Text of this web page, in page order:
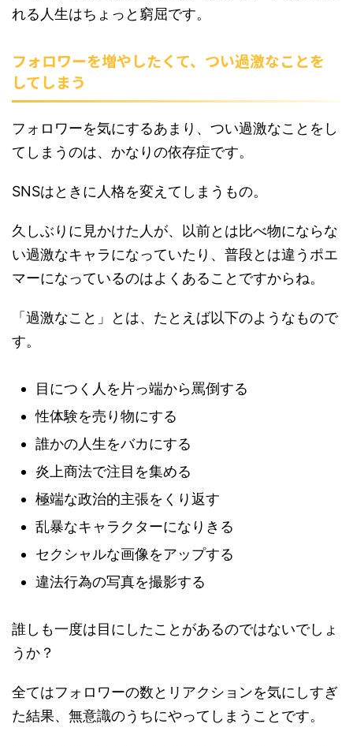
れる人生はちょっと窮屈です。
フォロワーを増やしたくて、つい過激なことを
してしまう
フォロワーを気にするあまり、つい過激なことをし
てしまうのは、かなりの依存症です。
SNSはときに人格を変えてしまうもの。
久しぶりに見かけた人が、以前とは比べ物にならな
い過激なキャラになっていたり、普段とは違うポエ
マーになっているのはよくあることですからね。
「過激なこと」とは、たとえば以下のようなもので
す。
目につく人を片っ端から罵倒する
性体験を売り物にする
誰かの人生をバカにする
炎上商法で注目を集める
極端な政治的主張をくり返す
乱暴なキャラクターになりきる
セクシャルな画像をアップする
違法行為の写真を撮影する
誰しも一度は目にしたことがあるのではないでしょ
うか？
全てはフォロワーの数とリアクションを気にしすぎ
た結果、無意識のうちにやってしまうことです。